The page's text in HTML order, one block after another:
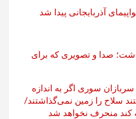
آذربایجانی پیدا شد
صدا و تصویری که برای
سوری اگر به اندازه
سلاح را زمین نمی‌گذاشتند/
کند منحرف نخواهد شد